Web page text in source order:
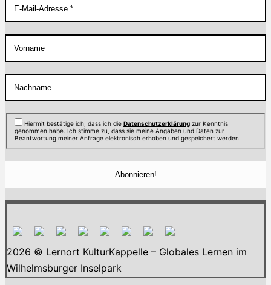
Hiermit bestätige ich, dass ich die Datenschutzerklärung zur Kenntnis
genommen habe. Ich stimme zu, dass sie meine Angaben und Daten zur
Beantwortung meiner Anfrage elektronisch erhoben und gespeichert werden.
2026 © Lernort KulturKappelle – Globales Lernen im
Wilhelmsburger Inselpark